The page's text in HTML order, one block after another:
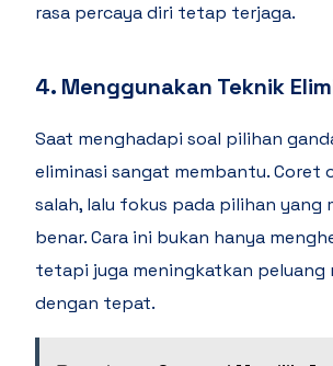
rasa percaya diri tetap terjaga.
4. Menggunakan Teknik
Saat menghadapi soal pilihan
eliminasi sangat membantu. Coret
salah, lalu fokus pada pilihan yang
benar. Cara ini bukan hanya
tetapi juga meningkatkan peluang
dengan tepat.